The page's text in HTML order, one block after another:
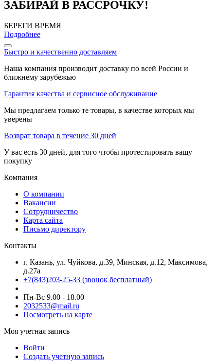
ЗАБИРАЙ В РАССРОЧКУ!
БЕРЕГИ ВРЕМЯ
Подробнее
Быстро и качественно доставляем
Наша компания производит доставку по всей России и
ближнему зарубежью
Гарантия качества и сервисное обслуживание
Мы предлагаем только те товары, в качестве которых мы
уверены
Возврат товара в течение 30 дней
У вас есть 30 дней, для того чтобы протестировать вашу
покупку
Компания
О компании
Вакансии
Сотрудничество
Карта сайта
Письмо директору
Контакты
г. Казань, ул. Чуйкова, д.39, Минская, д.12, Максимова,
д.27а
+7(843)203-25-33 (звонок бесплатный)
Пн-Вс 9.00 - 18.00
2032533@mail.ru
Посмотреть на карте
Моя учетная запись
Войти
Создать учетную запись